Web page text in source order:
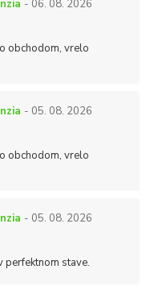
- 06. 08. 2026
obchodom, vrelo
- 05. 08. 2026
obchodom, vrelo
- 05. 08. 2026
stave.